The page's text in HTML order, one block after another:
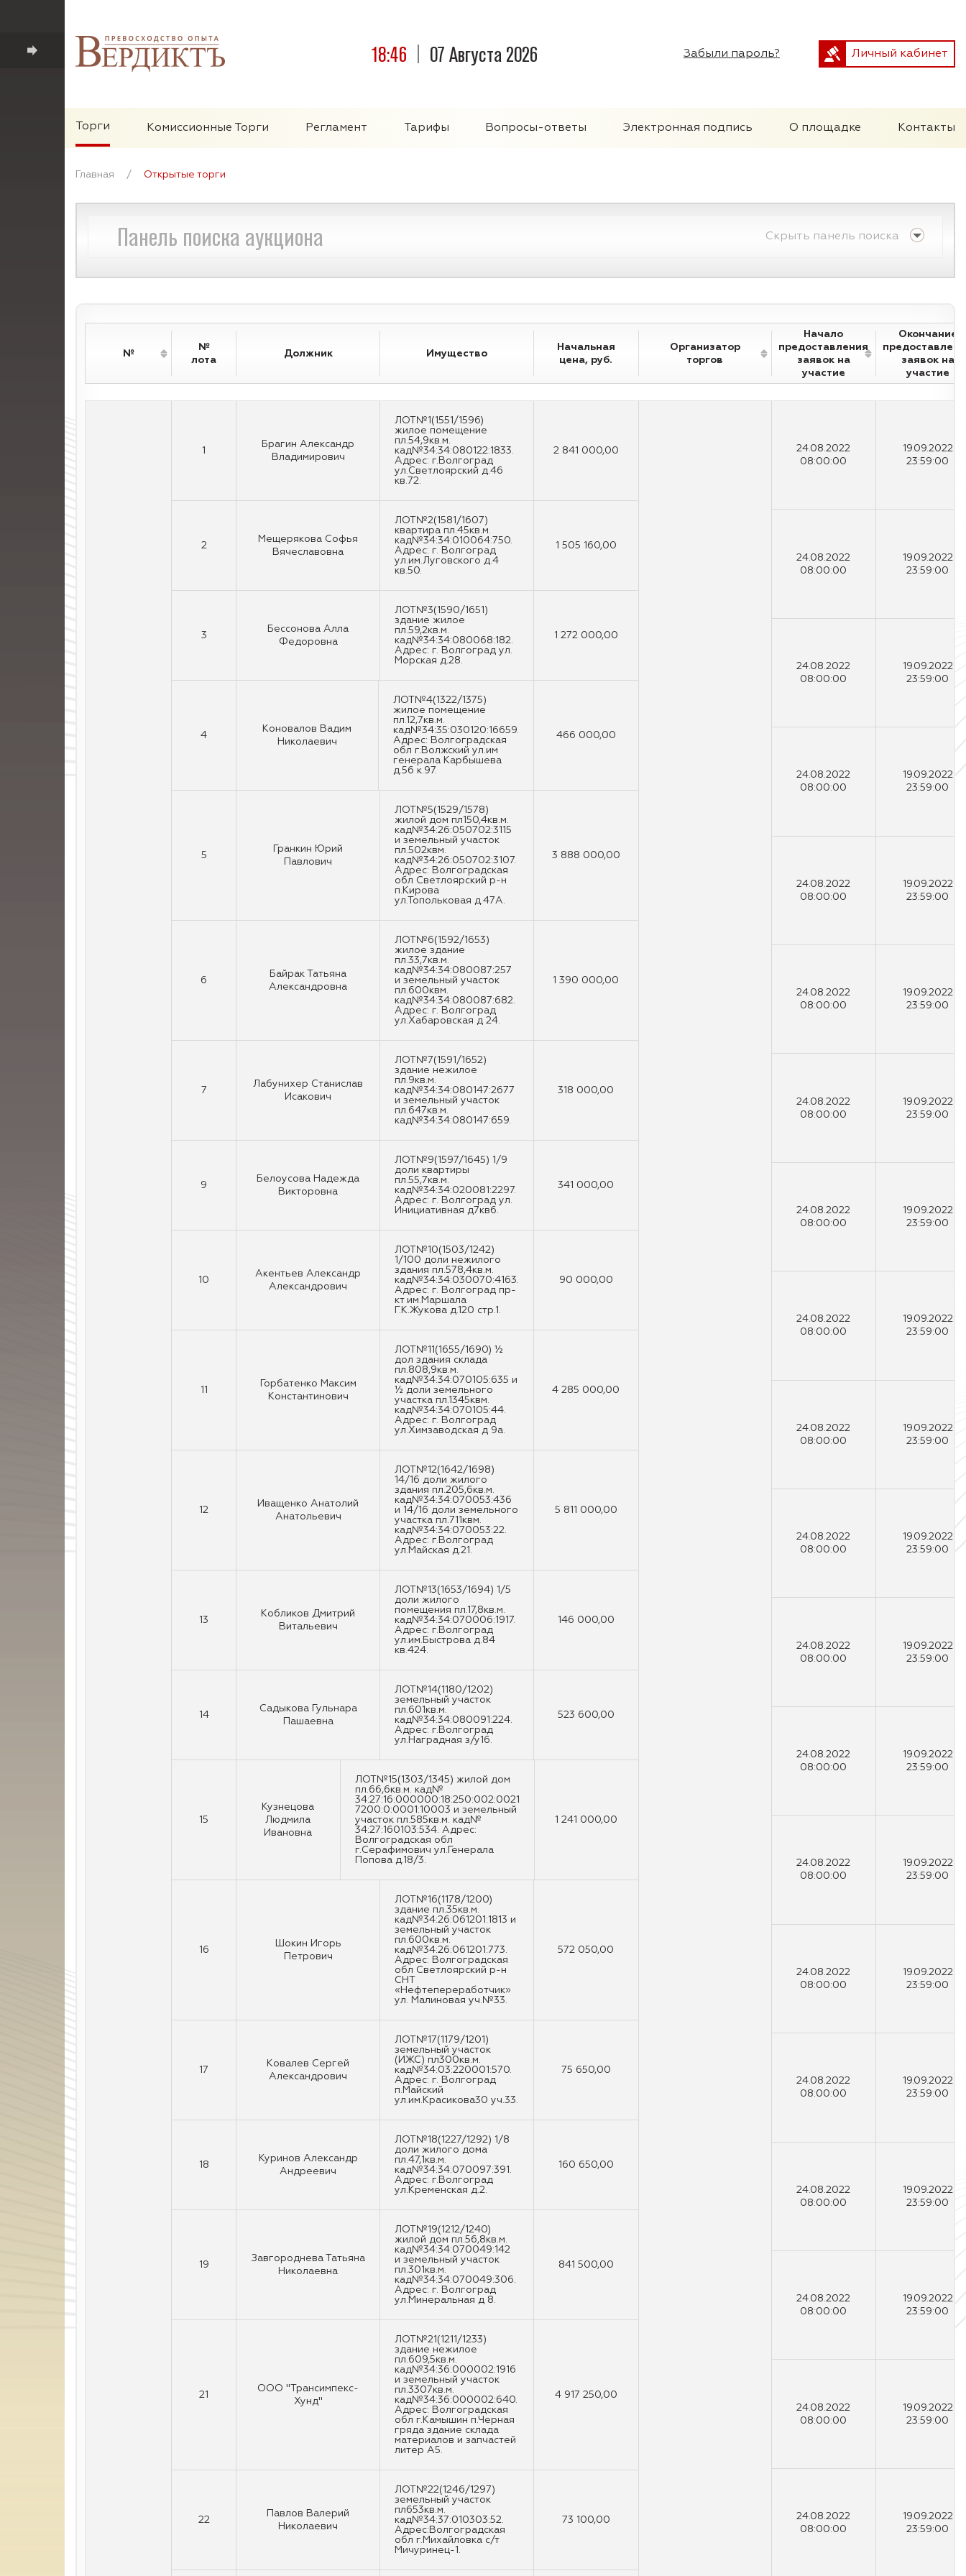
18:46 07 Августа 2026 Забыли пароль? Личный кабинет
Торги Комиссионные Торги Регламент Тарифы Вопросы-ответы Электронная подпись О площадке Контакты
Главная / Открытые торги
Панель поиска аукциона Скрыть панель поиска
№
№
лота
Должник Имущество
Начальная
цена, руб.
Организатор
торгов
Начало
предоставления
заявок на
участие
Окончание
заявок на
участие
1
Брагин Александр
Владимирович
ЛОТ№1(1551/1596)
жилое помещение
пл.54,9кв.м.
кад№34:34:080122:1833.
Адрес: г.Волгоград
ул.Светлоярский д.46
кв.72.
2 841 000,00
2
Мещерякова Софья
Вячеславовна
ЛОТ№2(1581/1607)
квартира пл.45кв.м.
кад№34:34:010064:750.
Адрес: г. Волгоград
ул.им.Луговского д.4
кв.50.
1 505 160,00
3
Бессонова Алла
Федоровна
ЛОТ№3(1590/1651)
здание жилое
пл.59,2кв.м.
кад№34:34:080068:182.
Адрес: г. Волгоград ул.
Морская д.28.
1 272 000,00
4
Коновалов Вадим
Николаевич
ЛОТ№4(1322/1375)
жилое помещение
пл.12,7кв.м.
кад№34:35:030120:16659.
Адрес: Волгоградская
обл г.Волжский ул.им
генерала Карбышева
д.56 к.97.
466 000,00
5
Гранкин Юрий
Павлович
ЛОТ№5(1529/1578)
жилой дом пл150,4кв.м.
кад№34:26:050702:3115
и земельный участок
пл.502квм.
кад№34:26:050702:3107.
Адрес: Волгоградская
обл Светлоярский р-н
п.Кирова
ул.Топольковая д.47А.
3 888 000,00
6
Байрак Татьяна
Александровна
ЛОТ№6(1592/1653)
жилое здание
пл.33,7кв.м.
кад№34:34:080087:257
и земельный участок
пл.600квм.
кад№34:34:080087:682.
Адрес: г. Волгоград
ул.Хабаровская д 24.
1 390 000,00
7
Лабунихер Станислав
Исакович
ЛОТ№7(1591/1652)
здание нежилое
пл.9кв.м.
кад№34:34:080147:2677
и земельный участок
пл.647кв.м.
кад№34:34:080147:659.
318 000,00
9
Белоусова Надежда
Викторовна
ЛОТ№9(1597/1645) 1/9
доли квартиры
пл.55,7кв.м.
кад№34:34:020081:2297.
Адрес: г. Волгоград ул.
Инициативная д7кв6.
341 000,00
10
Акентьев Александр
Александрович
ЛОТ№10(1503/1242)
1/100 доли нежилого
здания пл.578,4кв.м.
кад№34:34:030070:4163.
Адрес: г. Волгоград пр-
кт им.Маршала
Г.К.Жукова д.120 стр.1.
90 000,00
11
Горбатенко Максим
Константинович
ЛОТ№11(1655/1690) ½
дол здания склада
пл.808,9кв.м.
кад№34:34:070105:635 и
½ доли земельного
участка пл.1345квм.
кад№34:34:070105:44.
Адрес: г. Волгоград
ул.Химзаводская д 9а.
4 285 000,00
12
Иващенко Анатолий
Анатольевич
ЛОТ№12(1642/1698)
14/16 доли жилого
здания пл.205,6кв.м.
кад№34:34:070053:436
и 14/16 доли земельного
участка пл.711квм.
кад№34:34:070053:22.
Адрес: г.Волгоград
ул.Майская д.21.
5 811 000,00
13
Кобликов Дмитрий
Витальевич
ЛОТ№13(1653/1694) 1/5
доли жилого
помещения пл.17,8кв.м.
кад№34:34:070006:1917.
Адрес: г.Волгоград
ул.им.Быстрова д.84
кв.424.
146 000,00
14
Садыкова Гульнара
Пашаевна
ЛОТ№14(1180/1202)
земельный участок
пл.601кв.м.
кад№34:34:080091:224.
Адрес: г.Волгоград
ул.Наградная з/у16.
523 600,00
15
Кузнецова
Людмила
Ивановна
ЛОТ№15(1303/1345) жилой дом
пл.66,6кв.м. кад№
34:27:16:000000:18:250:002:0021
7200:0:0001:10003 и земельный
участок пл.585кв.м. кад№
34:27:160103:534. Адрес:
Волгоградская обл
г.Серафимович ул.Генерала
Попова д.18/3.
1 241 000,00
16
Шокин Игорь
Петрович
ЛОТ№16(1178/1200)
здание пл.35кв.м.
кад№34:26:061201:1813 и
земельный участок
пл.600кв.м.
кад№34:26:061201:773.
Адрес: Волгоградская
обл Светлоярский р-н
СНТ
«Нефтепереработчик»
ул. Малиновая уч.№33.
572 050,00
17
Ковалев Сергей
Александрович
ЛОТ№17(1179/1201)
земельный участок
(ИЖС) пл300кв.м.
кад№34:03:220001:570.
Адрес: г. Волгоград
п.Майский
ул.им.Красикова30 уч.33.
75 650,00
18
Куринов Александр
Андреевич
ЛОТ№18(1227/1292) 1/8
доли жилого дома
пл.47,1кв.м.
кад№34:34:070097:391.
Адрес: г.Волгоград
ул.Кременская д.2.
160 650,00
19
Завгороднева Татьяна
Николаевна
ЛОТ№19(1212/1240)
жилой дом пл.56,8кв.м.
кад№34:34:070049:142
и земельный участок
пл.301кв.м.
кад№34:34:070049:306.
Адрес: г. Волгоград
ул.Минеральная д 8.
841 500,00
21
ООО "Трансимпекс-
Хунд"
ЛОТ№21(1211/1233)
здание нежилое
пл.609,5кв.м.
кад№34:36:000002:1916
и земельный участок
пл.3307кв.м.
кад№34:36:000002:640.
Адрес: Волгоградская
обл г.Камышин п.Черная
гряда здание склада
материалов и запчастей
литер А5.
4 917 250,00
22
Павлов Валерий
Николаевич
ЛОТ№22(1246/1297)
земельный участок
пл653кв.м.
кад№34:37:010303:52.
Адрес:Волгоградская
обл г.Михайловка с/т
Мичуринец-1.
73 100,00
24.08.2022
08:00:00
19.09.2022
23:59:00
24.08.2022
08:00:00
19.09.2022
23:59:00
24.08.2022
08:00:00
19.09.2022
23:59:00
24.08.2022
08:00:00
19.09.2022
23:59:00
24.08.2022
08:00:00
19.09.2022
23:59:00
24.08.2022
08:00:00
19.09.2022
23:59:00
24.08.2022
08:00:00
19.09.2022
23:59:00
24.08.2022
08:00:00
19.09.2022
23:59:00
24.08.2022
08:00:00
19.09.2022
23:59:00
24.08.2022
08:00:00
19.09.2022
23:59:00
24.08.2022
08:00:00
19.09.2022
23:59:00
24.08.2022
08:00:00
19.09.2022
23:59:00
24.08.2022
08:00:00
19.09.2022
23:59:00
24.08.2022
08:00:00
19.09.2022
23:59:00
24.08.2022
08:00:00
19.09.2022
23:59:00
24.08.2022
08:00:00
19.09.2022
23:59:00
24.08.2022
08:00:00
19.09.2022
23:59:00
24.08.2022
08:00:00
19.09.2022
23:59:00
24.08.2022
08:00:00
19.09.2022
23:59:00
24.08.2022
08:00:00
19.09.2022
23:59:00